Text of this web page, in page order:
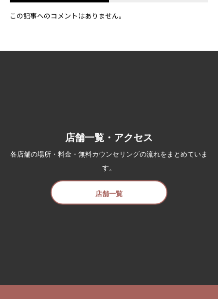
この記事へのコメントはありません。
店舗一覧・アクセス
各店舗の場所・料金・無料カウンセリングの流れをまとめていま
す。
店舗一覧